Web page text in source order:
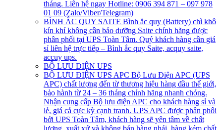
tháng. Liên hệ ngay Hotline: 0906 394 871 – 097 978
01 09 (Zalo/Viber/Telegram)
BÌNH ẮC QUY SAITE Bình ắc quy (Battery) chì khô
kín khí không cần bảo dưỡng Saite chính hãng được
phân phối tại UPS Toàn Tâm. Quý khách hàng cần giá
sỉ liên hệ trực tiếp – Bình ắc quy Saite, acquy saite,
accuy ups.
BỘ LƯU ĐIỆN UPS
BỘ LƯU ĐIỆN UPS APC Bộ Lưu Điện APC (UPS
APC) chất lượng đến từ thương hiệu hàng đầu thế giới,
bảo hành từ 24 – 36 tháng chính hãng nhanh chóng.
Nhận cung cấp Bộ lưu điện APC cho khách hàng sỉ và
lẻ, giá cả cực kỳ cạnh tranh. UPS APC được phân phối
bởi UPS Toàn Tâm, khách hàng sẽ yên tâm về chất
lượng, xuất xứ và không bán hàng nhái, hàng kém chất